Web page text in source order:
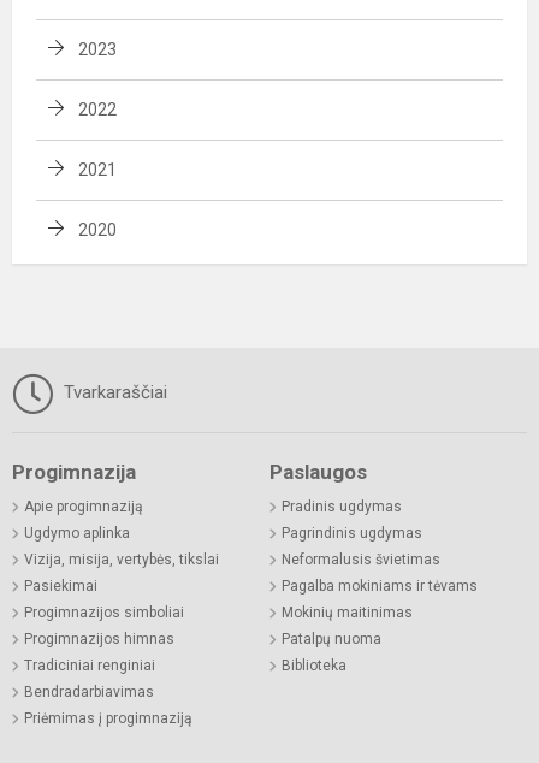
2023
2022
2021
2020
Tvarkaraščiai
Progimnazija
Apie progimnaziją
Ugdymo aplinka
Vizija, misija, vertybės, tikslai
Pasiekimai
Progimnazijos simboliai
Progimnazijos himnas
Tradiciniai renginiai
Bendradarbiavimas
Priėmimas į progimnaziją
Paslaugos
Pradinis ugdymas
Pagrindinis ugdymas
Neformalusis švietimas
Pagalba mokiniams ir tėvams
Mokinių maitinimas
Patalpų nuoma
Biblioteka